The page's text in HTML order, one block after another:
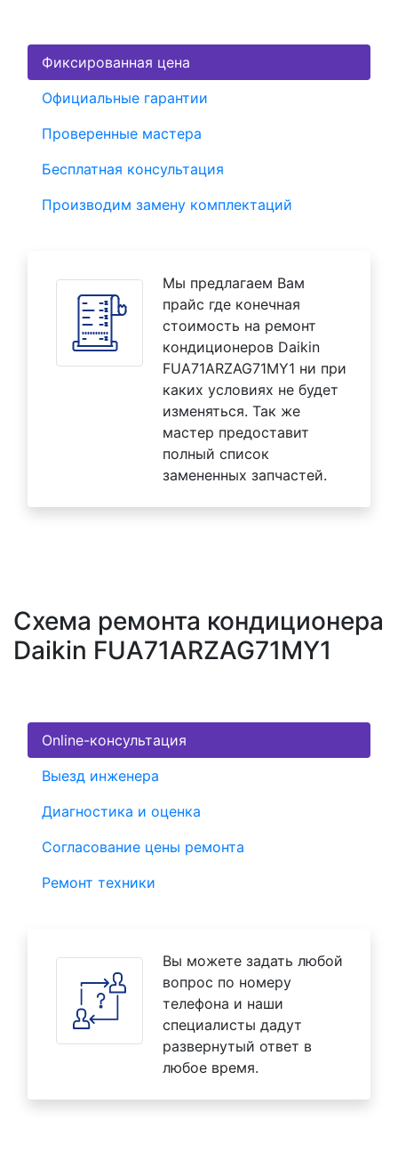
Фиксированная цена
Официальные гарантии
Проверенные мастера
Бесплатная консультация
Производим замену комплектаций
Мы предлагаем Вам
прайс где конечная
стоимость на ремонт
кондиционеров Daikin
FUA71ARZAG71MY1 ни при
каких условиях не будет
изменяться. Так же
мастер предоставит
полный список
замененных запчастей.
Схема ремонта кондиционера
Daikin FUA71ARZAG71MY1
Online-консультация
Выезд инженера
Диагностика и оценка
Согласование цены ремонта
Ремонт техники
Вы можете задать любой
вопрос по номеру
телефона и наши
специалисты дадут
развернутый ответ в
любое время.